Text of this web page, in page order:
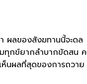
ผลของสังฆทานนี้จะดล
มทุกข์ยากลำบากขัดสน
ห็นผลที่สุดของการถวาย